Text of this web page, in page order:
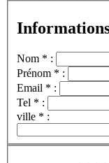
Nom * :
Prénom * :
Email * :
Tel * :
ville * :